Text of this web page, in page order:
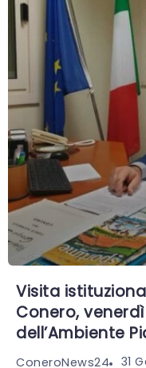
Visita
Conero,
dell’Ambiente
ConeroNews24 31